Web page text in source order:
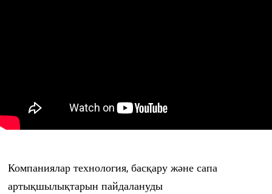
Компаниялар технология, басқару және сапа
артықшылықтарын пайдалануды